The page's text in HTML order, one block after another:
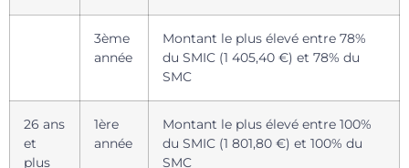
3ème
année
Montant le plus élevé entre 78%
du SMIC (1 405,40 €) et 78% du
SMC
26 ans
et
plus
1ère
année
Montant le plus élevé entre 100%
du SMIC (1 801,80 €) et 100% du
SMC